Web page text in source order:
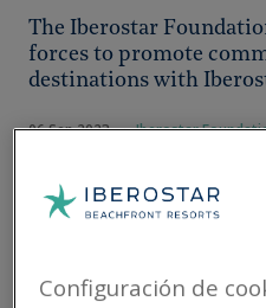
The Iberostar
forces to promote
destinations with
06 Sep 2023 · Iberostar
Iberostar and
Configuración de